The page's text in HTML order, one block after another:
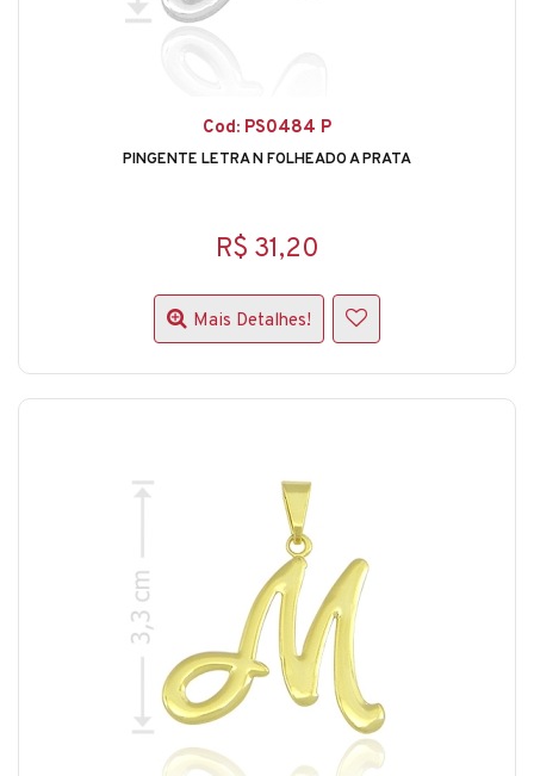
Cod: PS0484 P
PINGENTE LETRA N FOLHEADO A PRATA
R$ 31,20
Mais Detalhes!